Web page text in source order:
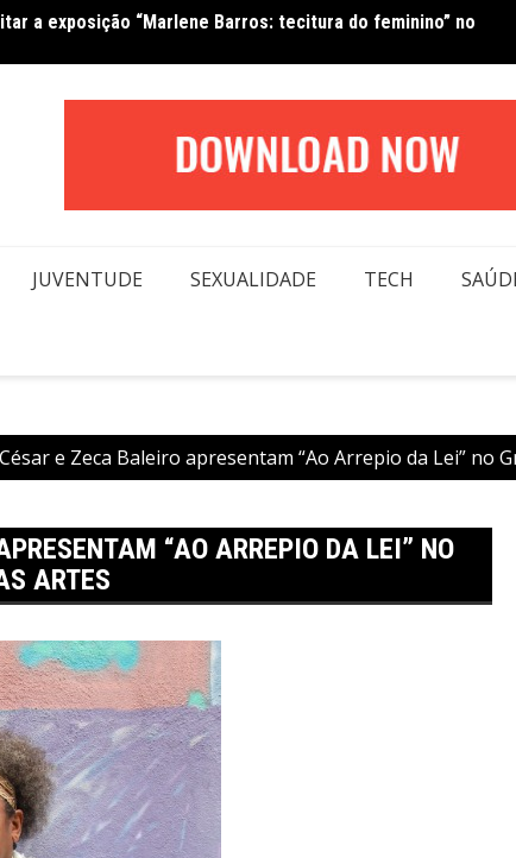
a exposição “Marlene Barros: tecitura do feminino” no
beleza e inclusão em conexão real nas redes
JUVENTUDE SEXUALIDADE TECH
e Zeca Baleiro apresentam “Ao Arrepio da Lei” no
“AO ARREPIO DA LEI” NO
ARTES